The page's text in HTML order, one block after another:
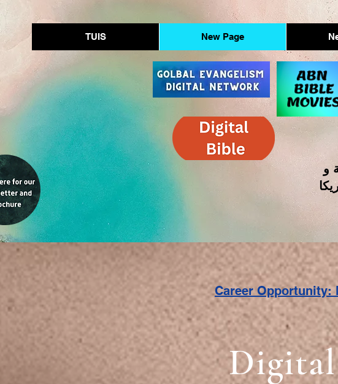
TUIS New Page
و
Career Opportunity: